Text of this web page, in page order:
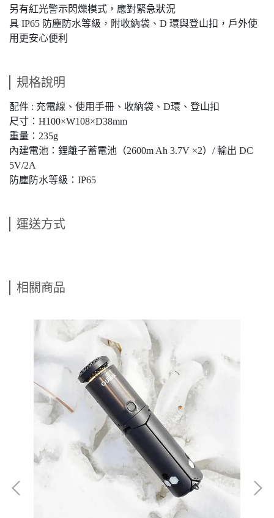
另有紅光警示閃爍模式，應對緊急狀況
具 IP65 防塵防水等級，附收納袋、D 環與登山扣，戶外使
用更安心便利
規格說明
配件 : 充電線、使用手冊、收納袋、D環、登山扣
尺寸：H100×W108×D38mm
重量：235g
內建電池：鋰離子蓄電池（2600m Ah 3.7V ×2）/ 輸出 DC
5V/2A
防塵防水等級：IP65
運送方式
相關商品